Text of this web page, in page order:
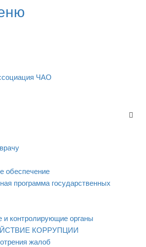
ЧАО
обеспечение
программа государственных
контролирующие органы
КОРРУПЦИИ
жалоб